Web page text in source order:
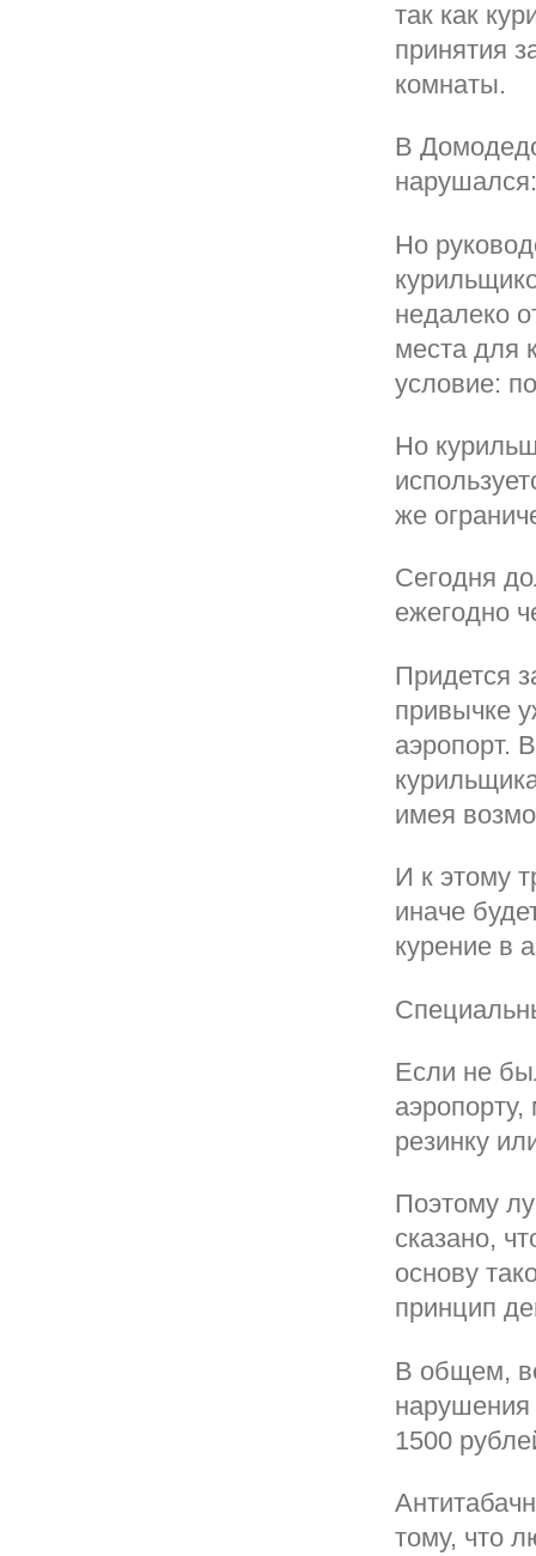
так как
принятия
комнаты.
В
нарушался:
Но
недалеко
места для
условие:
Но
же
Сегодня
ежегодно
Придется
привычке
аэропорт.
имея
И к этому
иначе
курение в
Если не
резинку
Поэтому
сказано,
основу
принцип
В общем,
нарушения
1500
тому, что